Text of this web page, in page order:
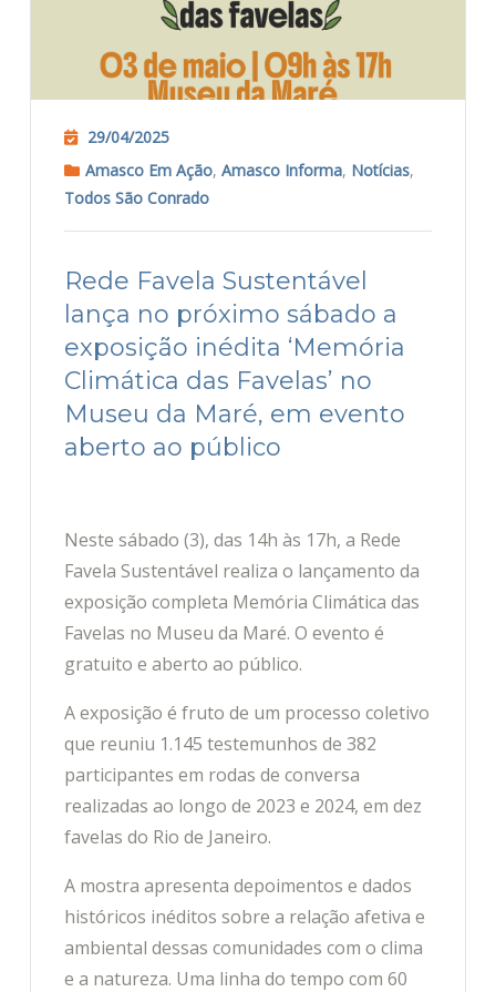
29/04/2025
Amasco Em Ação, Amasco Informa, Notícias,
Todos São Conrado
Rede Favela Sustentável
lança no próximo sábado a
exposição inédita ‘Memória
Climática das Favelas’ no
Museu da Maré, em evento
aberto ao público
Neste sábado (3), das 14h às 17h, a Rede
Favela Sustentável realiza o lançamento da
exposição completa Memória Climática das
Favelas no Museu da Maré. O evento é
gratuito e aberto ao público.
A exposição é fruto de um processo coletivo
que reuniu 1.145 testemunhos de 382
participantes em rodas de conversa
realizadas ao longo de 2023 e 2024, em dez
favelas do Rio de Janeiro.
A mostra apresenta depoimentos e dados
históricos inéditos sobre a relação afetiva e
ambiental dessas comunidades com o clima
e a natureza. Uma linha do tempo com 60